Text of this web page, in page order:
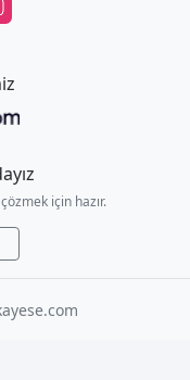
için hazır.